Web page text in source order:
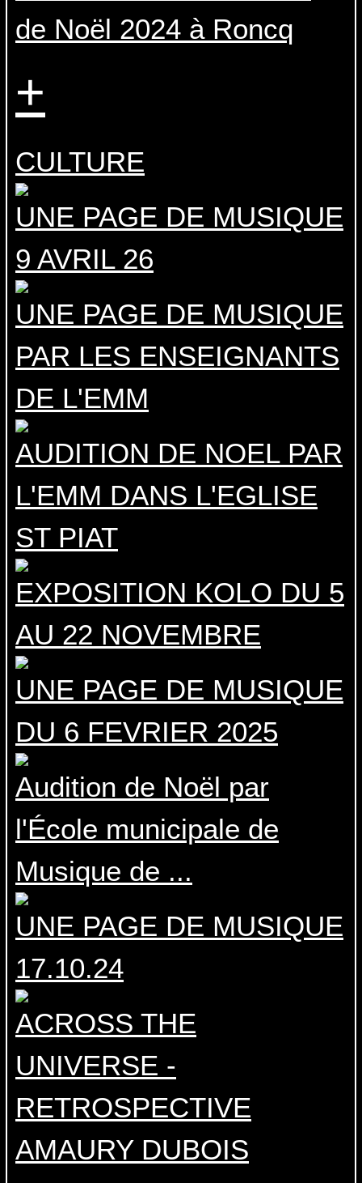
de Noël 2024 à Roncq
+
CULTURE
UNE PAGE DE MUSIQUE
9 AVRIL 26
UNE PAGE DE MUSIQUE
PAR LES ENSEIGNANTS
DE L'EMM
AUDITION DE NOEL PAR
L'EMM DANS L'EGLISE
ST PIAT
EXPOSITION KOLO DU 5
AU 22 NOVEMBRE
UNE PAGE DE MUSIQUE
DU 6 FEVRIER 2025
Audition de Noël par
l'École municipale de
Musique de ...
UNE PAGE DE MUSIQUE
17.10.24
ACROSS THE
UNIVERSE -
RETROSPECTIVE
AMAURY DUBOIS